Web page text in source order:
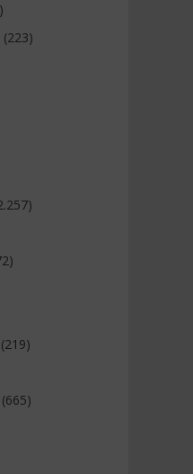
(223)
(219)
(665)